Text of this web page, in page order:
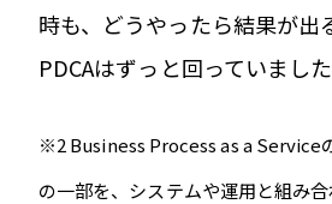
時も、どうやったら結果が出
PDCAはずっと回っていました
※2 Business Process as a Service
の一部を、システムや運用と組み